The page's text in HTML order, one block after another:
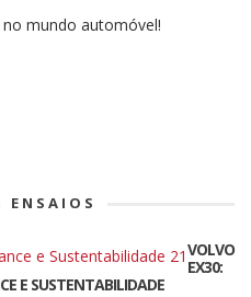
no mundo automóvel!
ENSAIOS
VOLVO
EX30:
E SUSTENTABILIDADE